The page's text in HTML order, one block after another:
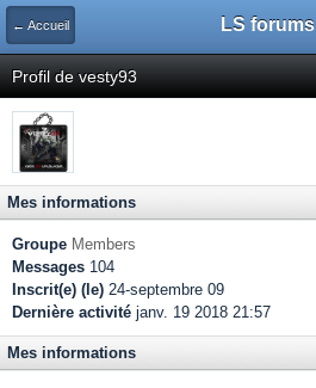
← Accueil LS forums
Profil de vesty93
Mes informations
Groupe Members
Messages 104
Inscrit(e) (le) 24-septembre 09
Dernière activité janv. 19 2018 21:57
Mes informations